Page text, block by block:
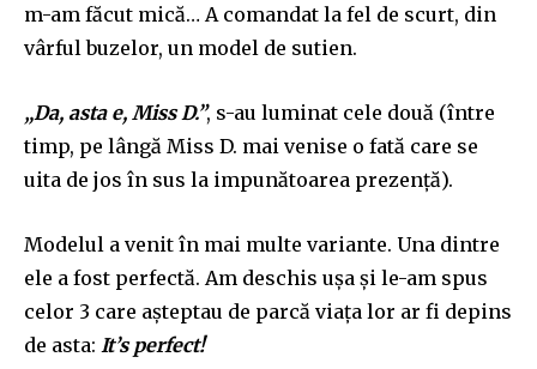
m-am făcut mică… A comandat la fel de scurt, din
vârful buzelor, un model de sutien.
„Da, asta e, Miss D.”, s-au luminat cele două (între
timp, pe lângă Miss D. mai venise o fată care se
uita de jos în sus la impunătoarea prezență).
Modelul a venit în mai multe variante. Una dintre
ele a fost perfectă. Am deschis ușa și le-am spus
celor 3 care așteptau de parcă viața lor ar fi depins
de asta: It’s perfect!